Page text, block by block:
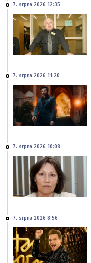
7. srpna 2026 12:35
7. srpna 2026 11:20
7. srpna 2026 10:08
7. srpna 2026 8:56